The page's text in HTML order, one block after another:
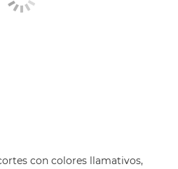
con colores llamativos,